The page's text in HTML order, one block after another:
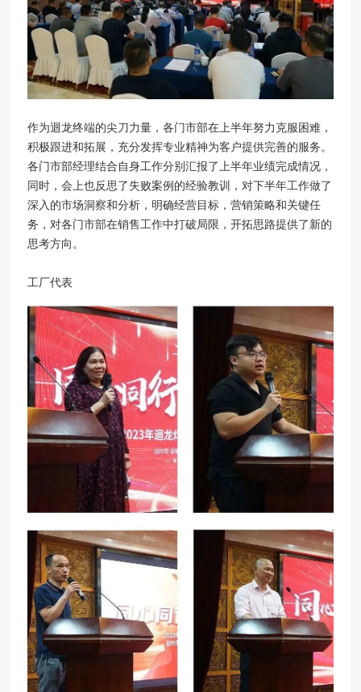
作为迴龙终端的尖刀力量，各门市部在上半年努力克服困难，
积极跟进和拓展，充分发挥专业精神为客户提供完善的服务。
各门市部经理结合自身工作分别汇报了上半年业绩完成情况，
同时，会上也反思了失败案例的经验教训，对下半年工作做了
深入的市场洞察和分析，明确经营目标，营销策略和关键任
务，对各门市部在销售工作中打破局限，开拓思路提供了新的
思考方向。
工厂代表